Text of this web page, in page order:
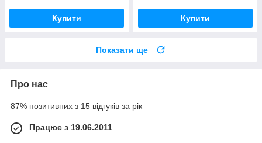
Купити Купити
Показати ще
Про нас
87% позитивних з 15 відгуків за рік
Працює з 19.06.2011